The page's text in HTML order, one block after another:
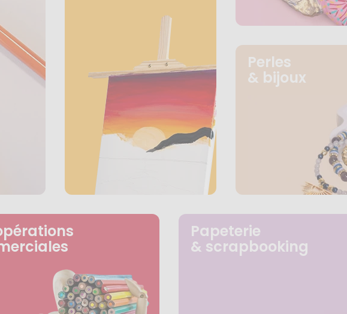
Perles
& bijoux
Papeterie
& scrapbooking